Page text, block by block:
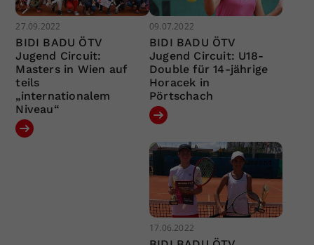
27.09.2022
BIDI BADU ÖTV
Jugend Circuit:
Masters in Wien auf
teils
„internationalem
Niveau“
09.07.2022
BIDI BADU ÖTV
Jugend Circuit: U18-
Double für 14-jährige
Horacek in
Pörtschach
17.06.2022